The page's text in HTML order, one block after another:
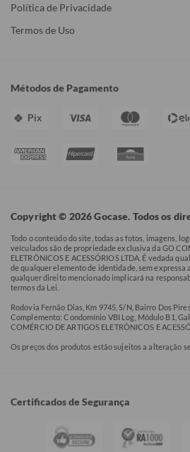
Política de Privacidade
Termos de Uso
Métodos de Pagamento
Pix
Copyright © 2026 Gocase. Todos os
Todo o conteúdo do site, todas as fotos, imagens,
veículados são de propriedade exclusiva da GO
ELETRÔNICOS E ACESSÓRIOS LTDA. É vedada
de qualquer elemento de identidade, sem expressa
qualquer direito mencionado implicará na
termos da Lei.
Rodovia Fernão Dias, Km 9745, S/N, Bairro Dos
Complemento: Condomínio VBI Log, Módulo B1,
COMÉRCIO DE ARTIGOS ELETRÔNICOS E
Os preços dos produtos estão sujeitos a alteração
Certificados de Segurança